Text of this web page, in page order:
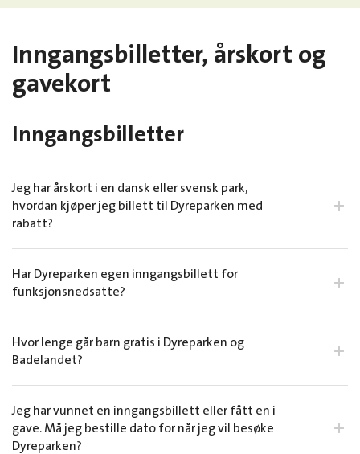
Inngangsbilletter, årskort og
gavekort
Inngangsbilletter
Jeg har årskort i en dansk eller svensk park,
hvordan kjøper jeg billett til Dyreparken med
rabatt?
Har Dyreparken egen inngangsbillett for
funksjonsnedsatte?
Hvor lenge går barn gratis i Dyreparken og
Badelandet?
Jeg har vunnet en inngangsbillett eller fått en i
gave. Må jeg bestille dato for når jeg vil besøke
Dyreparken?